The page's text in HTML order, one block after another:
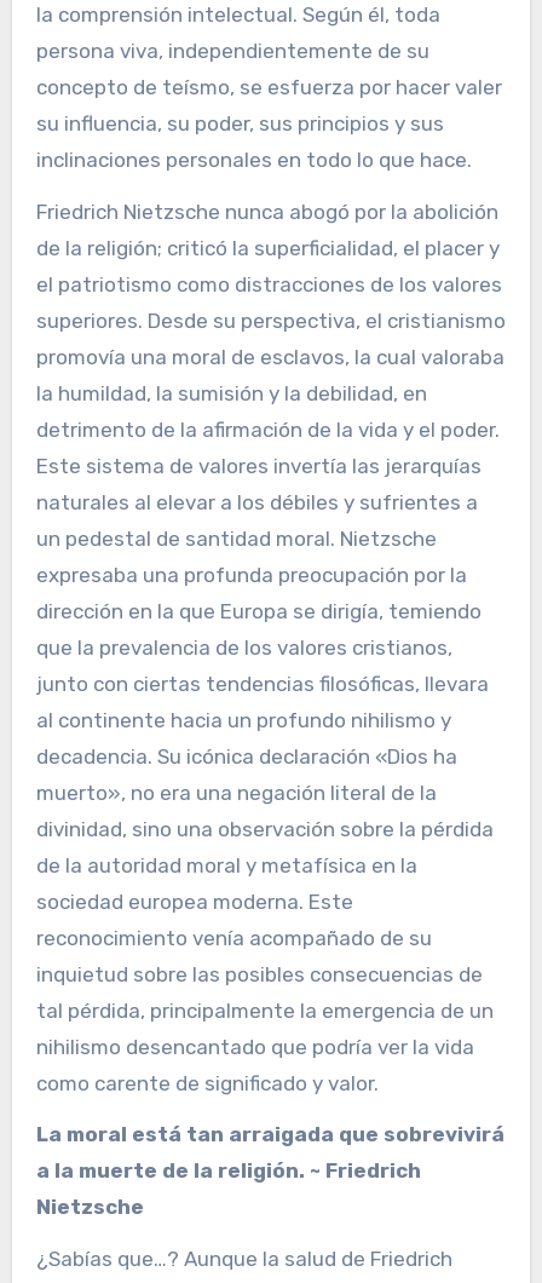
la comprensión intelectual. Según él, toda
persona viva, independientemente de su
concepto de teísmo, se esfuerza por hacer valer
su influencia, su poder, sus principios y sus
inclinaciones personales en todo lo que hace.
Friedrich Nietzsche nunca abogó por la abolición
de la religión; criticó la superficialidad, el placer y
el patriotismo como distracciones de los valores
superiores. Desde su perspectiva, el cristianismo
promovía una moral de esclavos, la cual valoraba
la humildad, la sumisión y la debilidad, en
detrimento de la afirmación de la vida y el poder.
Este sistema de valores invertía las jerarquías
naturales al elevar a los débiles y sufrientes a
un pedestal de santidad moral. Nietzsche
expresaba una profunda preocupación por la
dirección en la que Europa se dirigía, temiendo
que la prevalencia de los valores cristianos,
junto con ciertas tendencias filosóficas, llevara
al continente hacia un profundo nihilismo y
decadencia. Su icónica declaración «Dios ha
muerto», no era una negación literal de la
divinidad, sino una observación sobre la pérdida
de la autoridad moral y metafísica en la
sociedad europea moderna. Este
reconocimiento venía acompañado de su
inquietud sobre las posibles consecuencias de
tal pérdida, principalmente la emergencia de un
nihilismo desencantado que podría ver la vida
como carente de significado y valor.
La moral está tan arraigada que sobrevivirá
a la muerte de la religión. ~ Friedrich
Nietzsche
¿Sabías que…? Aunque la salud de Friedrich